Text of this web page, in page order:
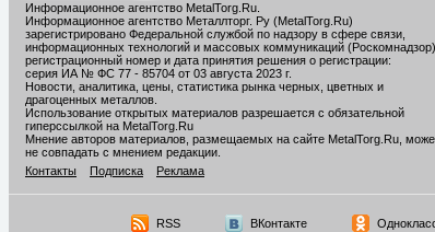
Информационное агентство MetalTorg.Ru
Информационное агентство Металлторг. Ру (MetalTorg.Ru)
зарегистрировано Федеральной службой по надзору в сфере связи,
информационных технологий и массовых коммуникаций (Роскомнадзор),
регистрационный номер и дата принятия решения о регистрации:
серия ИА № ФС 77 - 85704 от 03 августа 2023 г.
Новости, аналитика, цены, статистика рынка черных, цветных и
драгоценных металлов.
Использование открытых материалов разрешается с обязательной
гиперссылкой на MetalTorg.Ru
Мнение авторов материалов, размещаемых на сайте MetalTorg.Ru,
не совпадать с мнением редакции.
Контакты
Подписка Реклама
RSS ВКонтакте